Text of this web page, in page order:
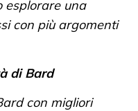
esplorare una
con più argomenti
di Bard
con migliori